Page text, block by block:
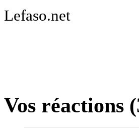
Lefaso.net
Vos réactions